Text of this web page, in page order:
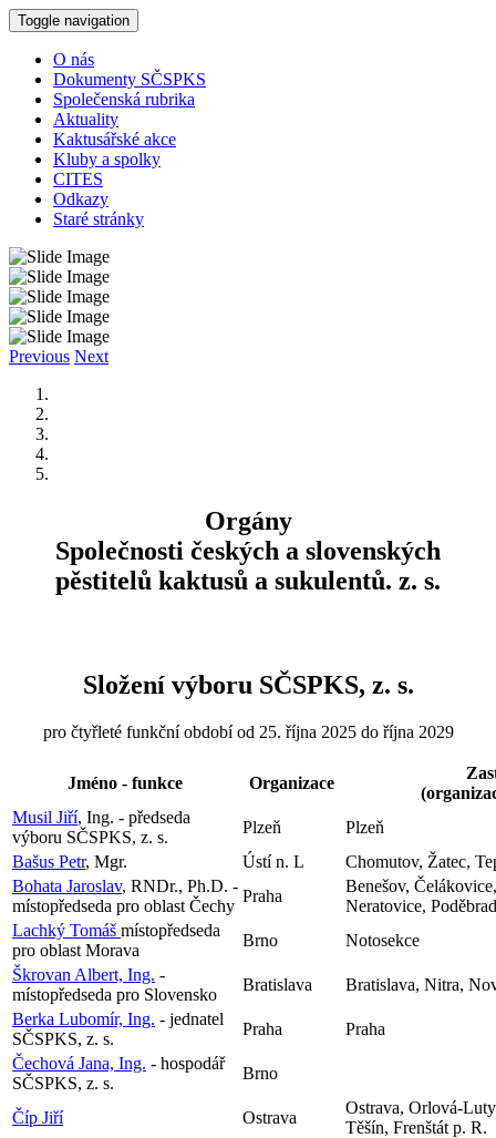
Toggle navigation
O nás
Dokumenty SČSPKS
Společenská rubrika
Aktuality
Kaktusářské akce
Kluby a spolky
CITES
Odkazy
Staré stránky
Previous Next
Orgány
Společnosti českých a slovenských
pěstitelů kaktusů a sukulentů. z. s.
Složení výboru SČSPKS, z. s.
pro čtyřleté funkční období od 25. října 2025 do října 2029
Jméno - funkce Organizace
Musil Jiří, Ing. - předseda
výboru SČSPKS, z. s.
Plzeň
Plzeň
Bašus Petr, Mgr. Ústí n. L
Chomutov, Žatec,
Bohata Jaroslav, RNDr., Ph.D. -
místopředseda pro oblast Čechy
Praha
Benešov,
Neratovice,
Lachký Tomáš místopředseda
pro oblast Morava
Brno
Notosekce
Škrovan Albert, Ing. -
místopředseda pro Slovensko
Bratislava
Bratislava, Nitra,
Berka Lubomír, Ing. - jednatel
SČSPKS, z. s.
Praha
Praha
Čechová Jana, Ing. - hospodář
SČSPKS, z. s.
Brno
Číp Jiří Ostrava
Ostrava, Orlová-
Těšín, Frenštát p. R.